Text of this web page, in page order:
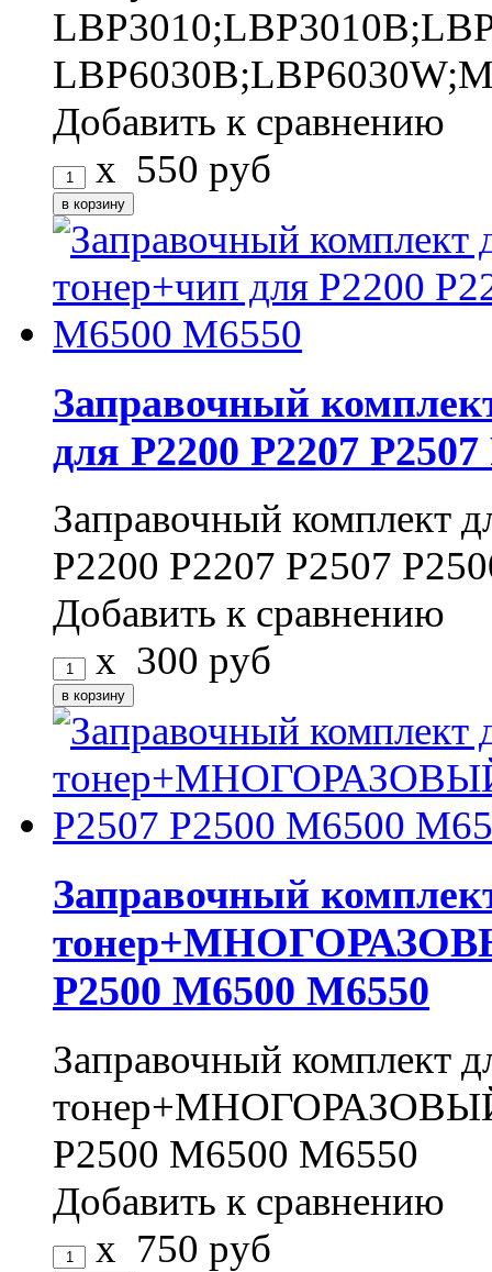
Добавить к сравнению
x 550 руб
Заправочный
для P2200 P2207
Заправочный комплект
P2200 P2207 P2507
Добавить к сравнению
x 300 руб
Заправочный
P2500 M6500 M6550
Заправочный комплект
тонер+МНОГОРАЗОВЫЙ
P2500 M6500 M6550
Добавить к сравнению
x 750 руб